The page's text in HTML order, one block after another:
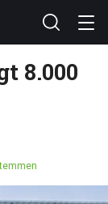
8.000